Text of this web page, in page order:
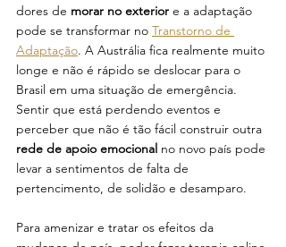
dores de morar no exterior e a adaptação
pode se transformar no Transtorno de
Adaptação. A Austrália fica realmente muito
longe e não é rápido se deslocar para o
Brasil em uma situação de emergência.
Sentir que está perdendo eventos e
perceber que não é tão fácil construir outra
rede de apoio emocional no novo país pode
levar a sentimentos de falta de
pertencimento, de solidão e desamparo.
Para amenizar e tratar os efeitos da